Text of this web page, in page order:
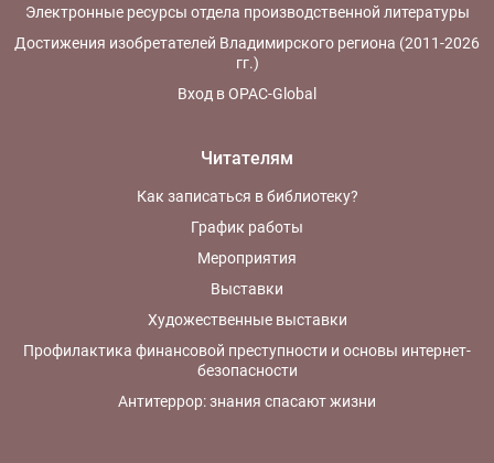
Электронные ресурсы отдела производственной литературы
Достижения изобретателей Владимирского региона (2011-2026
гг.)
Вход в OPAC-Global
Читателям
Как записаться в библиотеку?
График работы
Мероприятия
Выставки
Художественные выставки
Профилактика финансовой преступности и основы интернет-
безопасности
Антитеррор: знания спасают жизни